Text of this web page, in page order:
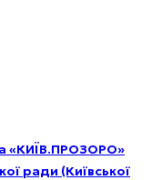
«КИЇВ.ПРОЗОРО»
ради (Київської